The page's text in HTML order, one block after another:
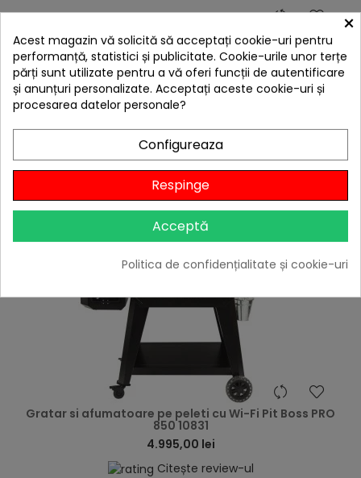
Tigaie mini rotunda din fonta cu maner Lodge 9 cm
L-MS3
85,00 lei
Citește review-ul
Adaugă în Coș
Gratar si afumatoare pe peleti cu Wi-Fi Pit Boss PRO
850 10831
4.995,00 lei
Citește review-ul
×
Acest magazin vă solicită să acceptați cookie-uri pentru
performanță, statistici și publicitate. Cookie-urile unor terțe
părți sunt utilizate pentru a vă oferi funcții de autentificare
și anunțuri personalizate. Acceptați aceste cookie-uri și
procesarea datelor personale?
Configureaza
Respinge
Acceptă
Politica de confidențialitate și cookie-uri